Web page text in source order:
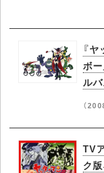
『
ボ
ル
（
TV
ク